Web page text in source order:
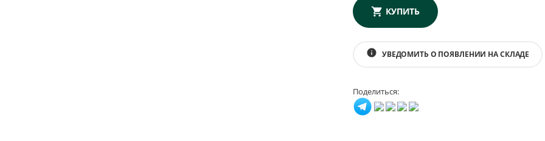
КУПИТЬ
info УВЕДОМИТЬ О ПОЯВЛЕНИИ НА СКЛАДЕ
Поделиться: